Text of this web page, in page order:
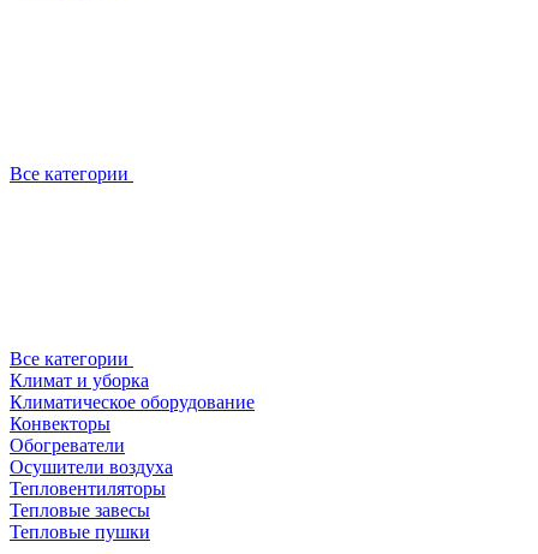
Все категории
Все категории
Климат и уборка
Климатическое оборудование
Конвекторы
Обогреватели
Осушители воздуха
Тепловентиляторы
Тепловые завесы
Тепловые пушки